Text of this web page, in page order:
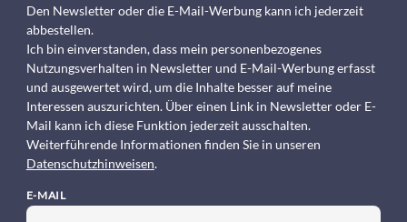
Den Newsletter oder die E-Mail-Werbung kann ich jederzeit
abbestellen.
Ich bin einverstanden, dass mein personenbezogenes
Nutzungsverhalten in Newsletter und E-Mail-Werbung erfasst
und ausgewertet wird, um die Inhalte besser auf meine
Interessen auszurichten. Über einen Link in Newsletter oder E-
Mail kann ich diese Funktion jederzeit ausschalten.
Weiterführende Informationen finden Sie in unseren
Datenschutzhinweisen.
E-MAIL